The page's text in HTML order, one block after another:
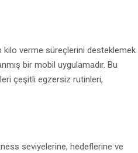
kilo verme süreçlerini desteklemek
bir mobil uygulamadır. Bu
çeşitli egzersiz rutinleri,
seviyelerine, hedeflerine ve